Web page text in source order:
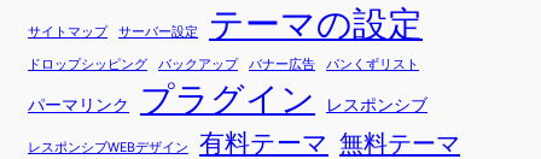
サイトマップ サーバー設定 テーマの設定
ドロップシッピング バックアップ バナー広告 パンくずリスト
パーマリンク プラグイン レスポンシブ
レスポンシブWEBデザイン 有料テーマ 無料テーマ